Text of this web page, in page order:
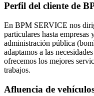
Perfil del cliente de
En BPM SERVICE nos
particulares hasta
administración pública
adaptamos a las
ofrecemos los mejores
trabajos.
Afluencia de